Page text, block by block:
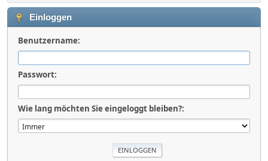
Einloggen
Benutzername:
Passwort:
Wie lang möchten Sie eingeloggt bleiben?: